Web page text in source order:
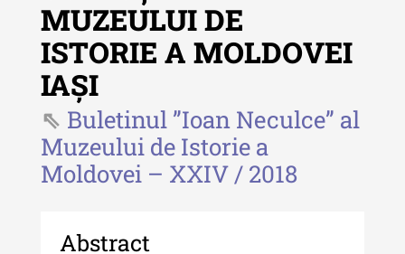
Revista "Cercetări istorice" - XLIII
- 2024
Revista "Cercetări istorice" - XLII -
2023
Indexul Complet
Buletinul ”Ioan Neculce” al Muzeului
Buletinul ”Ioan Neculce” al
MUZEULUI DE
ISTORIE A MOLDOVEI
IAȘI
Buletinul ”Ioan Neculce” al
Muzeului de Istorie a
Moldovei – XXIV / 2018
Abstract